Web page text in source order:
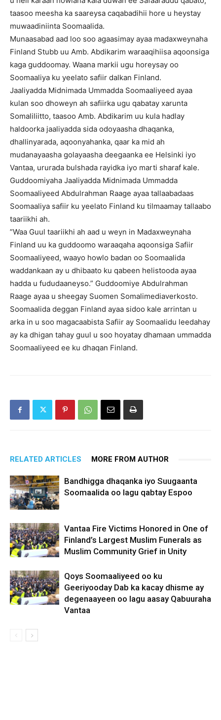
taasoo meesha ka saareysa caqabadihii hore u heystay
muwaadiniinta Soomaalida.
Munaasabad aad loo soo agaasimay ayaa madaxweynaha
Finland Stubb uu Amb. Abdikarim waraaqihiisa aqoonsiga
kaga guddoomay. Waana markii ugu horeysay oo
Soomaaliya ku yeelato safiir dalkan Finland.
Jaaliyadda Midnimada Ummadda Soomaaliyeed ayaa
kulan soo dhoweyn ah safiirka ugu qabatay xarunta
Somaliliitto, taasoo Amb. Abdikarim uu kula hadlay
haldoorka jaaliyadda sida odoyaasha dhaqanka,
dhallinyarada, aqoonyahanka, qaar ka mid ah
mudanayaasha golayaasha deegaanka ee Helsinki iyo
Vantaa, ururada bulshada rayidka iyo marti sharaf kale.
Guddoomiyaha Jaaliyadda Midnimada Ummadda
Soomaaliyeed Abdulrahman Raage ayaa tallaabadaas
Soomaaliya safiir ku yeelato Finland ku tilmaamay tallaabo
taariikhi ah.
”Waa Guul taariikhi ah aad u weyn in Madaxweynaha
Finland uu ka guddoomo waraaqaha aqoonsiga Safiir
Soomaaliyeed, waayo howlo badan oo Soomaalida
waddankaan ay u dhibaato ku qabeen helistooda ayaa
hadda u fududaaneyso.” Guddoomiye Abdulrahman
Raage ayaa u sheegay Suomen Somalimediaverkosto.
Soomaalida deggan Finland ayaa sidoo kale arrintan u
arka in u soo magacaabista Safiir ay Soomaalidu leedahay
ay ka dhigan tahay guul u soo hoyatay dhamaan ummadda
Soomaaliyeed ee ku dhaqan Finland.
RELATED ARTICLES MORE FROM AUTHOR
Bandhigga dhaqanka iyo Suugaanta
Soomaalida oo lagu qabtay Espoo
Vantaa Fire Victims Honored in One of
Finland’s Largest Muslim Funerals as
Muslim Community Grief in Unity
Qoys Soomaaliyeed oo ku
Geeriyooday Dab ka kacay dhisme ay
degenaayeen oo lagu aasay Qabuuraha
Vantaa